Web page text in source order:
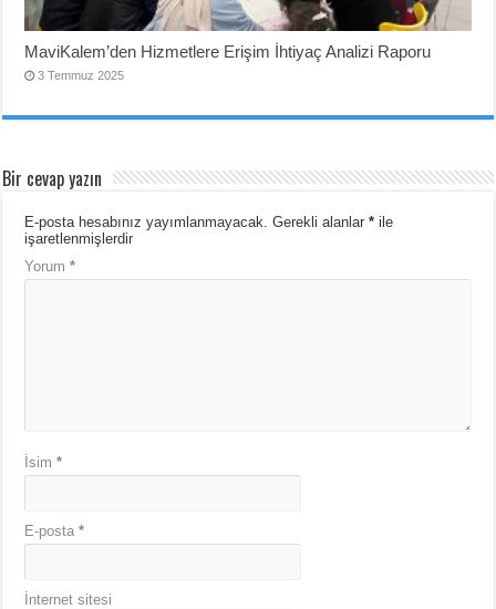
MaviKalem’den Hizmetlere Erişim İhtiyaç Analizi Raporu
3 Temmuz 2025
Bir cevap yazın
E-posta hesabınız yayımlanmayacak. Gerekli alanlar* ile
işaretlenmişlerdir
Yorum*
İsim*
E-posta*
İnternet sitesi